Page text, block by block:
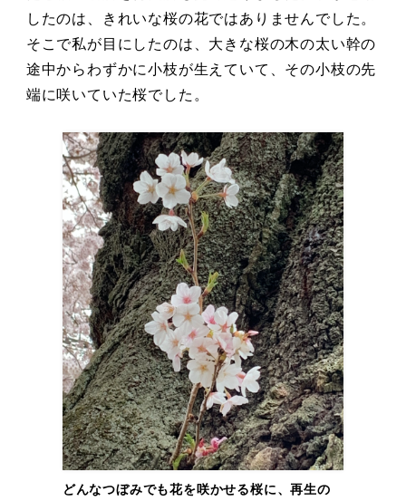
したのは、きれいな桜の花ではありませんでした。
そこで私が目にしたのは、大きな桜の木の太い幹の
途中からわずかに小枝が生えていて、その小枝の先
端に咲いていた桜でした。
どんなつぼみでも花を咲かせる桜に、再生の